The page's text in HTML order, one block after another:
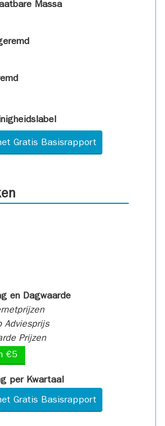
Massa
Gratis Basisrapport
en Dagwaarde
Adviesprijs
Prijzen
€5
per Kwartaal
Gratis Basisrapport